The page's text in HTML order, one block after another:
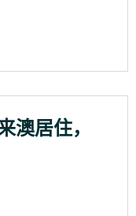
澳居住，